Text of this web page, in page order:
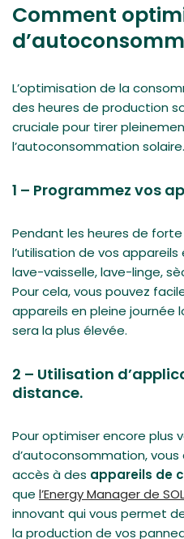
Comment
L’optimisation de la
des heures de production
cruciale pour tirer
l’autoconsommation solaire.
1 – Programmez vos
Pendant les heures de
l’utilisation de vos
lave-vaisselle, lave-linge,
Pour cela, vous pouvez
appareils en pleine journée
sera la plus élevée.
2 – Utilisation
distance.
Pour optimiser encore plus
d’autoconsommation, vous
accès à des appareils de
que l’Energy Manager de
innovant qui vous permet
la production de vos